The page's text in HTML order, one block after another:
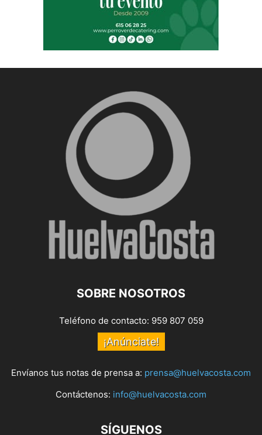
SOBRE NOSOTROS
Teléfono de contacto: 959 807 059
¡Anúnciate!
Envíanos tus notas de prensa a: prensa@huelvacosta.com
Contáctenos: info@huelvacosta.com
SÍGUENOS